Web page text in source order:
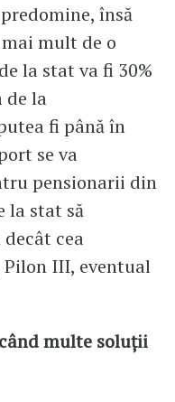
însă
mult de o
la stat va fi 30%
de la
fi până în
se va
pensionarii din
la stat să
cea
III, eventual
multe soluții